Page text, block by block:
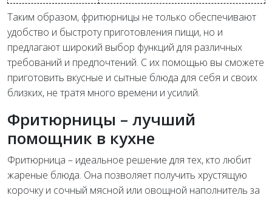
Таким образом, фритюрницы не только обеспечивают
удобство и быстроту приготовления пищи, но и
предлагают широкий выбор функций для различных
требований и предпочтений. С их помощью вы сможете
приготовить вкусные и сытные блюда для себя и своих
близких, не тратя много времени и усилий.
Фритюрницы – лучший
помощник в кухне
Фритюрница – идеальное решение для тех, кто любит
жареные блюда. Она позволяет получить хрустящую
корочку и сочный мясной или овощной наполнитель за